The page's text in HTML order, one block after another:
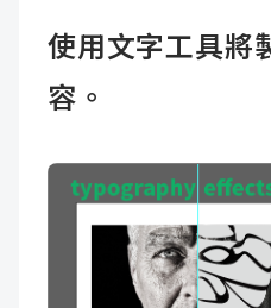
使用文字工具將
容。